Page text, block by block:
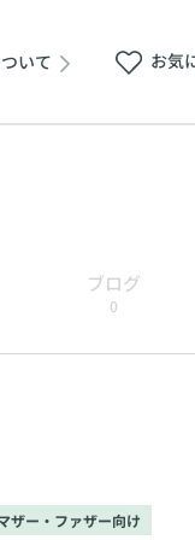
いて お気
ブログ
0
ザー・ファザー向け